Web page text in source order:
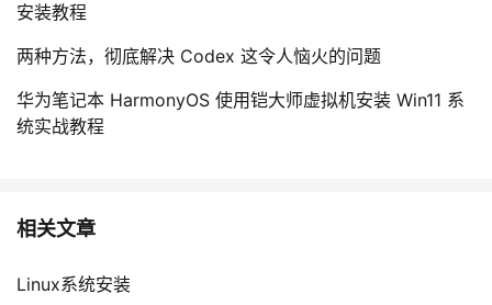
安装教程
两种方法，彻底解决 Codex 这令人恼火的问题
华为笔记本 HarmonyOS 使用铠大师虚拟机安装 Win11 系
统实战教程
相关文章
Linux系统安装